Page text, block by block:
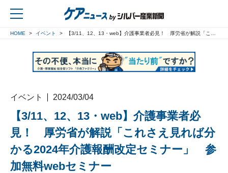
HOME イベント 【3/11、12、13・web】介護事業者必見！ 厚労省が解説「これさえ見れば分かる2024年介護報酬改定セミナー」 参加無料webセミナー
イベント 2024/03/04
【3/11、12、13・web】介護事業者必
見！ 厚労省が解説「これさえ見れば分
かる2024年介護報酬改定セミナー」 参
加無料webセミナー